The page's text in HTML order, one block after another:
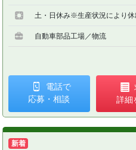
土・日休み※生産状況により
自動車部品工場／物流
電話で
応募・相談
詳細
新着